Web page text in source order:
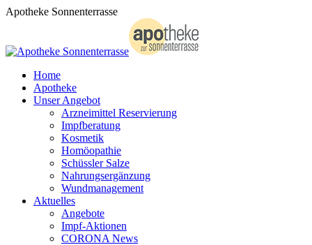
Zum
Apotheke Sonnenterrasse
Home
Apotheke
Unser Angebot
Arzneimittel Reservierung
Impfberatung
Kosmetik
Homöopathie
Schüssler Salze
Nahrungsergänzung
Wundmanagement
Aktuelles
Angebote
Impf-Aktionen
CORONA News